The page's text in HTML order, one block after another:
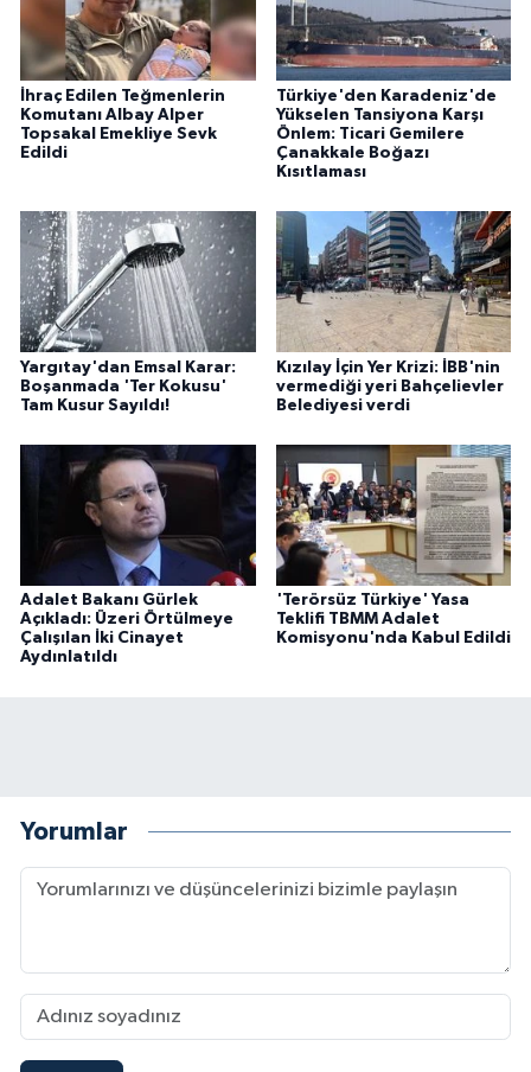
İhraç Edilen Teğmenlerin
Komutanı Albay Alper
Topsakal Emekliye Sevk
Edildi
Türkiye'den Karadeniz'de
Yükselen Tansiyona Karşı
Önlem: Ticari Gemilere
Çanakkale Boğazı
Kısıtlaması
Yargıtay'dan Emsal Karar:
Boşanmada 'Ter Kokusu'
Tam Kusur Sayıldı!
Kızılay İçin Yer Krizi: İBB'nin
vermediği yeri Bahçelievler
Belediyesi verdi
Adalet Bakanı Gürlek
Açıkladı: Üzeri Örtülmeye
Çalışılan İki Cinayet
Aydınlatıldı
'Terörsüz Türkiye' Yasa
Teklifi TBMM Adalet
Komisyonu'nda Kabul Edildi
Yorumlar